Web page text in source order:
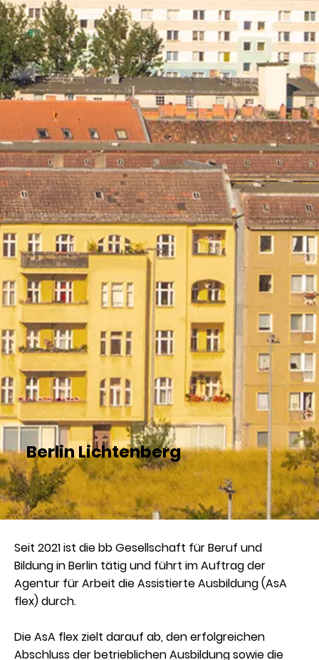
Berlin Lichtenberg
Seit 2021 ist die bb Gesellschaft für Beruf und
Bildung in Berlin tätig und führt im Auftrag der
Agentur für Arbeit die Assistierte Ausbildung (AsA
flex) durch.
Die AsA flex zielt darauf ab, den erfolgreichen
Abschluss der betrieblichen Ausbildung sowie die